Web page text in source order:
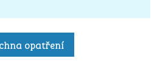
opatření